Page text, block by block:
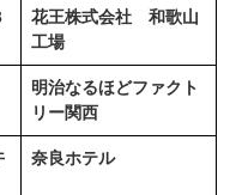
花王株式会社 和歌山
工場
明治なるほどファクト
リー関西
奈良ホテル